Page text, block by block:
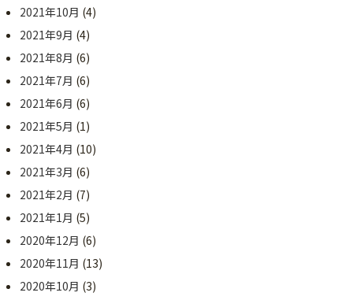
2021年10月 (4)
2021年9月 (4)
2021年8月 (6)
2021年7月 (6)
2021年6月 (6)
2021年5月 (1)
2021年4月 (10)
2021年3月 (6)
2021年2月 (7)
2021年1月 (5)
2020年12月 (6)
2020年11月 (13)
2020年10月 (3)